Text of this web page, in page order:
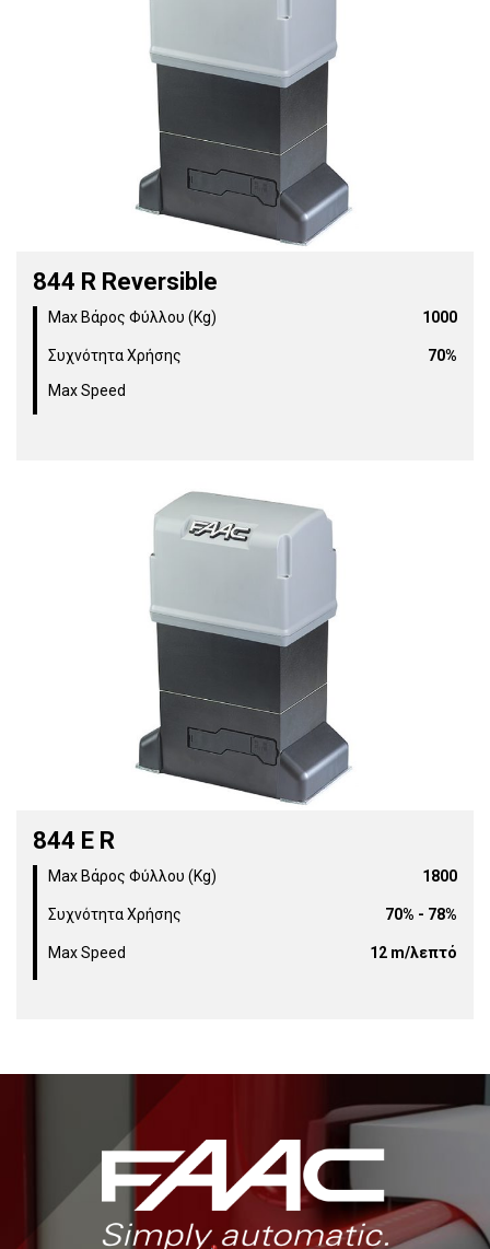
844 R Reversible
Max Βάρος Φύλλου (Kg) 1000
Συχνότητα Χρήσης
70%
Max Speed
844 E R
Max Βάρος Φύλλου (Kg) 1800
Συχνότητα Χρήσης 70% - 78%
Max Speed 12 m/λεπτό